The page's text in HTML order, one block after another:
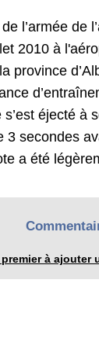
l’armée de
2010 à
province
éjecté à
3 secondes
a été
à ajouter